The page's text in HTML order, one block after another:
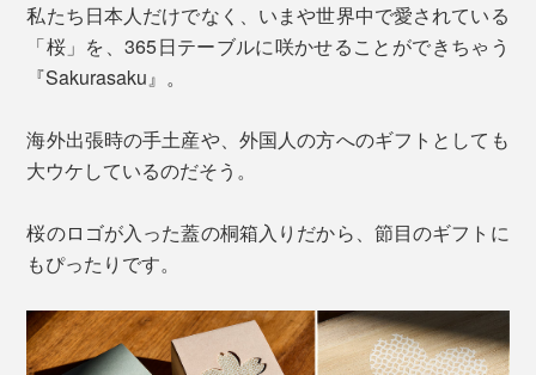
私たち日本人だけでなく、いまや世界中で愛されている
「桜」を、365日テーブルに咲かせることができちゃう
『Sakurasaku』。
海外出張時の手土産や、外国人の方へのギフトとしても
大ウケしているのだそう。
桜のロゴが入った蓋の桐箱入りだから、節目のギフトに
もぴったりです。